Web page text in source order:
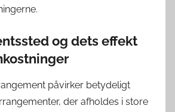
og dets effekt
påvirker betydeligt
der afholdes i store